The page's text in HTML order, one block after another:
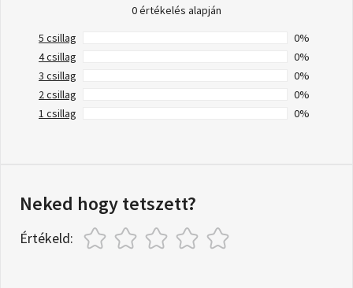
0 értékelés alapján
5 csillag
0%
4 csillag
0%
3 csillag
0%
2 csillag
0%
1 csillag
0%
Neked hogy tetszett?
Értékeld: